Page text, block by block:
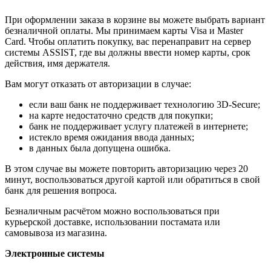
При оформлении заказа в корзине вы можете выбрать вариант
безналичной оплаты. Мы принимаем карты Visa и Master
Card. Чтобы оплатить покупку, вас перенаправит на сервер
системы ASSIST, где вы должны ввести номер карты, срок
действия, имя держателя.
Вам могут отказать от авторизации в случае:
если ваш банк не поддерживает технологию 3D-Secure;
на карте недостаточно средств для покупки;
банк не поддерживает услугу платежей в интернете;
истекло время ожидания ввода данных;
в данных была допущена ошибка.
В этом случае вы можете повторить авторизацию через 20
минут, воспользоваться другой картой или обратиться в свой
банк для решения вопроса.
Безналичным расчётом можно воспользоваться при
курьерской доставке, использовании постамата или
самовывоза из магазина.
Электронные системы